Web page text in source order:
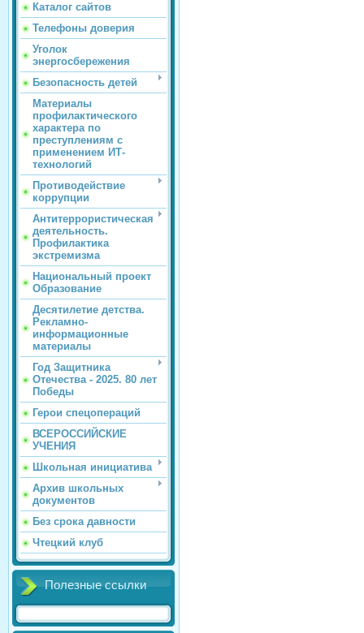
Каталог сайтов
Телефоны доверия
Уголок
энергосбережения
Безопасность детей
Материалы
профилактического
характера по
преступлениям с
применением ИТ-
технологий
Противодействие
коррупции
Антитеррористическая
деятельность.
Профилактика
экстремизма
Национальный проект
Образование
Десятилетие детства.
Рекламно-
информационные
материалы
Год Защитника
Отечества - 2025. 80 лет
Победы
Герои спецопераций
ВСЕРОССИЙСКИЕ
УЧЕНИЯ
Школьная инициатива
Архив школьных
документов
Без срока давности
Чтецкий клуб
Полезные ссылки